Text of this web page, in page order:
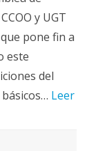
y UGT
pone fin a
este
del
Leer